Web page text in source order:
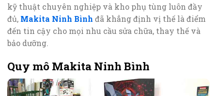
kỹ thuật chuyên nghiệp và kho phụ tùng luôn đầy
đủ, Makita Ninh Bình đã khẳng định vị thế là điểm
đến tin cậy cho mọi nhu cầu sửa chữa, thay thế và
bảo dưỡng.
Quy mô Makita Ninh Bình